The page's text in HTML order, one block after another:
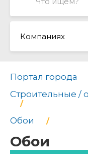
Компаниях
Портал города
Строительные /
Обои
Обои